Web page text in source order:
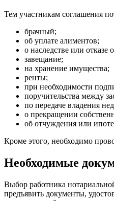
Тем участникам соглашения
брачный;
об уплате алиментов;
о наследстве или отказе
завещание;
на хранение имущества;
ренты;
при необходимости
поручительства между
по передаче владения
о прекращении
об отчуждения или
Кроме этого, необходимо
Необходимые
Выбор работника
предъявить документы,